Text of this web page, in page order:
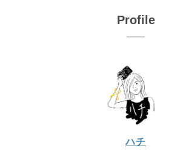
Profile
ハチ